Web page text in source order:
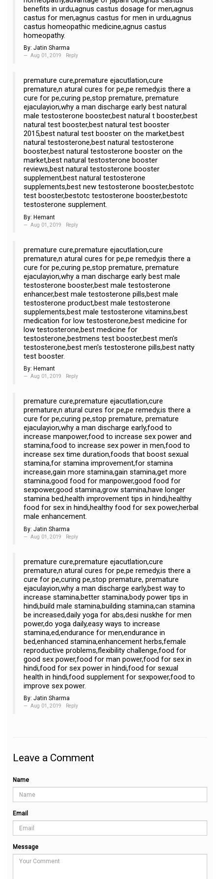
benefits in urdu,agnus castus dosage for men,agnus
castus for men,agnus castus for men in urdu,agnus
castus homeopathic medicine,agnus castus
homeopathy.
By: Jatin Sharma
Aug 01, 2019 Reply
premature cure,premature ejacutlation,cure
premature,n atural cures for pe,pe remedy,is there a
cure for pe,curing pe,stop premature, premature
ejaculayion,why a man discharge early best natural
male testosterone booster,best natural t booster,best
natural test booster,best natural test booster
2015,best natural test booster on the market,best
natural testosterone,best natural testosterone
booster,best natural testosterone booster on the
market,best natural testosterone booster
reviews,best natural testosterone booster
supplement,best natural testosterone
supplements,best new testosterone booster,bestotc
test booster,bestotc testosterone booster,bestotc
testosterone supplement.
By: Hemant
Aug 01, 2019 Reply
premature cure,premature ejacutlation,cure
premature,n atural cures for pe,pe remedy,is there a
cure for pe,curing pe,stop premature, premature
ejaculayion,why a man discharge early best male
testosterone booster,best male testosterone
enhancer,best male testosterone pills,best male
testosterone product,best male testosterone
supplements,best male testosterone vitamins,best
medication for low testosterone,best medicine for
low testosterone,best medicine for
testosterone,bestmens test booster,best men's
testosterone,best men's testosterone pills,best natty
test booster.
By: Hemant
Aug 01, 2019 Reply
premature cure,premature ejacutlation,cure
premature,n atural cures for pe,pe remedy,is there a
cure for pe,curing pe,stop premature, premature
ejaculayion,why a man discharge early,food to
increase manpower,food to increase sex power and
stamina,food to increase sex power in men,food to
increase sex time duration,foods that boost sexual
stamina,for stamina improvement,for stamina
increase,gain more stamina,gain stamina,get more
stamina,good food for manpower,good food for
sexpower,good stamina,grow stamina,have longer
stamina bed,health improvement tips in hindi,healthy
food for sex in hindi,healthy food for sex power,herbal
male enhancement.
By: Jatin Sharma
Aug 01, 2019 Reply
premature cure,premature ejacutlation,cure
premature,n atural cures for pe,pe remedy,is there a
cure for pe,curing pe,stop premature, premature
ejaculayion,why a man discharge early,best way to
increase stamina,better stamina,body power tips in
hindi,build male stamina,building stamina,can stamina
be increased,daily yoga for abs,desi nuskhe for men
power,do yoga daily,easy ways to increase
stamina,ed,endurance for men,endurance in
bed,enhanced stamina,enhancement herbs,female
reproductive problems,flexibility challenge,food for
good sex power,food for man power,food for sex in
hindi,food for sex power in hindi,food for sexual
health in hindi,food supplement for sexpower,food to
improve sex power.
By: Jatin Sharma
Aug 01, 2019 Reply
Leave a Comment
Name
Email
Message